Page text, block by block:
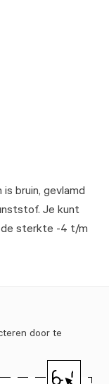
bruin, gevlamd
Je kunt
de sterkte -4 t/m
door te